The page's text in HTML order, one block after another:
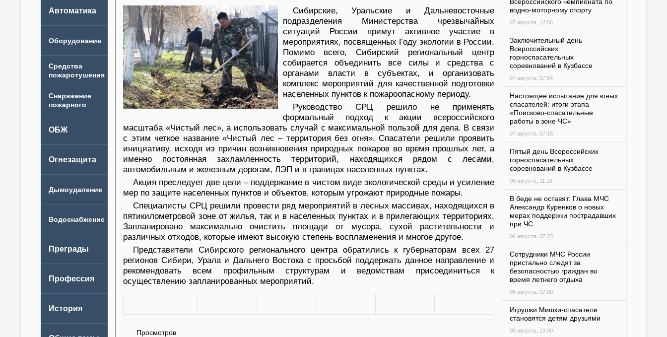
Сибирские, Уральские и Дальневосточные
подразделения Министерства чрезвычайных
ситуаций России примут активное участие в
мероприятиях, посвященных Году экологии в России.
Помимо всего, Сибирский региональный центр
собирается объединить все силы и средства с
органами власти в субъектах, и организовать
комплекс мероприятий для качественной подготовки
населенных пунктов к пожароопасному периоду.
Руководство СРЦ решило не применять
формальный подход к акции всероссийского
масштаба «Чистый лес», а использовать случай с максимальной пользой для дела. В связи
с этим четкое название «Чистый лес – территория без огня». Спасатели решили проявить
инициативу, исходя из причин возникновения природных пожаров во время прошлых лет, а
именно постоянная захламленность территорий, находящихся рядом с лесами,
автомобильным и железным дорогам, ЛЭП и в границах населенных пунктах.
Акция преследует две цели – поддержание в чистом виде экологической среды и усиление
мер по защите населенных пунктов и объектов, которым угрожают природные пожары.
Специалисты СРЦ решили провести ряд мероприятий в лесных массивах, находящихся в
пятикилометровой зоне от жилья, так и в населенных пунктах и в прилегающих территориях.
Запланировано максимально очистить площади от мусора, сухой растительности и
различных отходов, которые имеют высокую степень воспламенения и многое другое.
Представители Сибирского регионального центра обратились к губернаторам всех 27
регионов Сибири, Урала и Дальнего Востока с просьбой поддержать данное направление и
рекомендовать всем профильным структурам и ведомствам присоединиться к
осуществлению запланированных мероприятий.
Просмотров
водно-моторному спорту
07 августа, 12:56
Заключительный день
Всероссийских
горноспасательных
соревнований в Кузбассе
07 августа, 07:54
Настоящее испытание для юных
спасателей: итоги этапа
«Поисково-спасательные
работы в зоне ЧС»
07 августа, 07:18
Пятый день Всероссийских
горноспасательных
соревнований в Кузбассе
06 августа, 11:16
В беде не оставят: Глава МЧС
Александр Куренков о новых
мерах поддержки пострадавших
при ЧС
06 августа, 07:23
Сотрудники МЧС России
пристально следят за
безопасностью граждан во
время летнего отдыха
06 августа, 07:00
Игрушки Мишки-спасатели
становятся детям друзьями
05 августа, 13:00